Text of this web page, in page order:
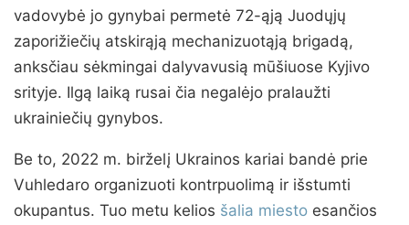
vadovybė jo gynybai permetė 72-ąją Juodųjų
zaporižiečių atskirąją mechanizuotąją brigadą,
anksčiau sėkmingai dalyvavusią mūšiuose Kyjivo
srityje. Ilgą laiką rusai čia negalėjo pralaužti
ukrainiečių gynybos.
Be to, 2022 m. birželį Ukrainos kariai bandė prie
Vuhledaro organizuoti kontrpuolimą ir išstumti
okupantus. Tuo metu kelios šalia miesto esančios